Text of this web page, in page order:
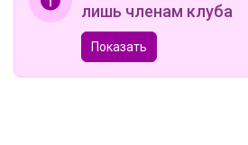
лишь членам клуба
Показать